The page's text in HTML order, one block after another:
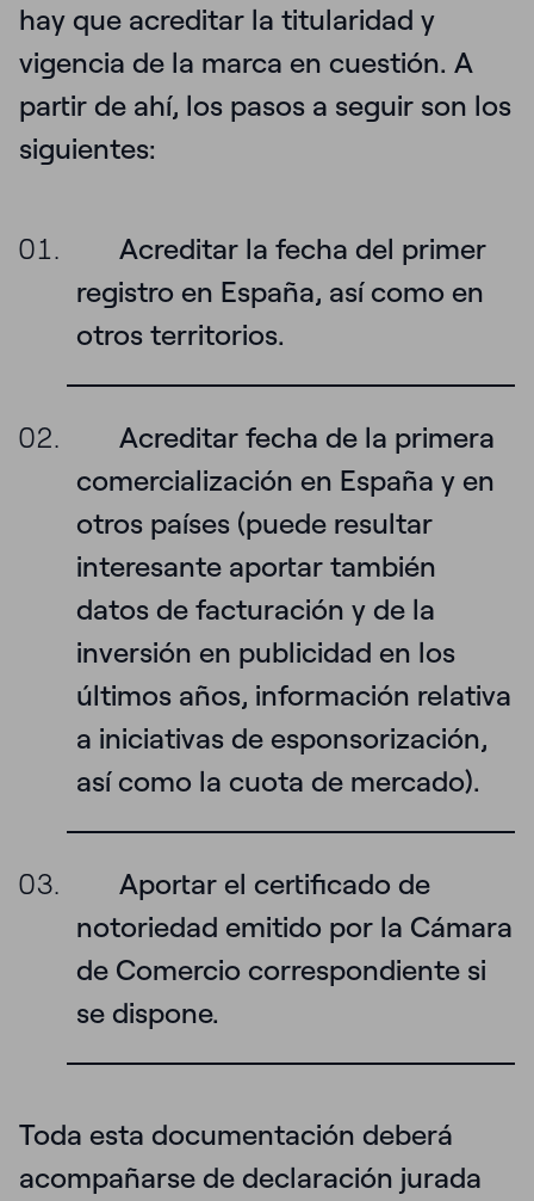
hay que acreditar la titularidad y
vigencia de la marca en cuestión. A
partir de ahí, los pasos a seguir son los
siguientes:
Acreditar la fecha del primer
registro en España, así como en
otros territorios.
Acreditar fecha de la primera
comercialización en España y en
otros países (puede resultar
interesante aportar también
datos de facturación y de la
inversión en publicidad en los
últimos años, información relativa
a iniciativas de esponsorización,
así como la cuota de mercado).
Aportar el certificado de
notoriedad emitido por la Cámara
de Comercio correspondiente si
se dispone.
Toda esta documentación deberá
acompañarse de declaración jurada